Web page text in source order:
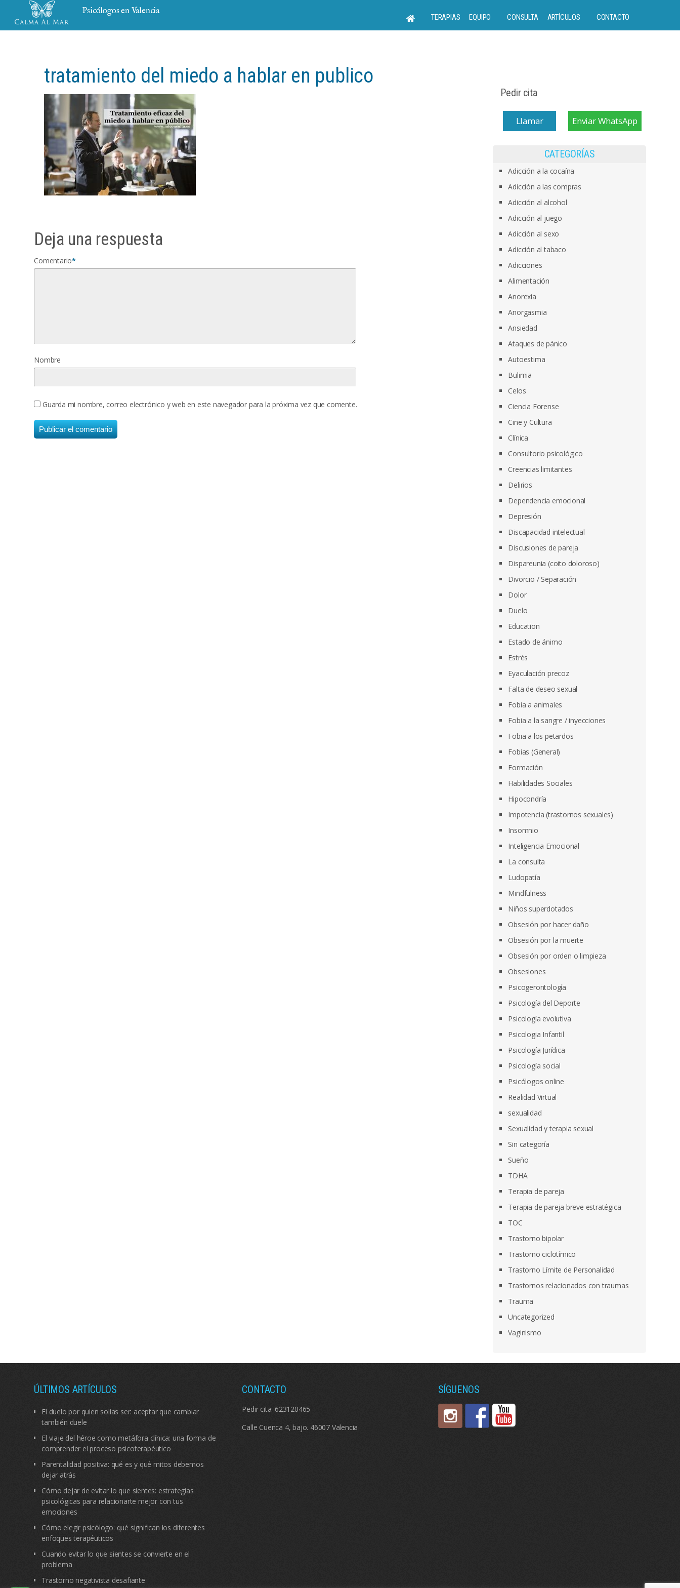
Psicólogos en Valencia
TERAPIAS EQUIPO CONSULTA ARTÍCULOS CONTACTO
tratamiento del miedo a hablar en publico
Deja una respuesta
Comentario*
Nombre
Guarda mi nombre, correo electrónico y web en este navegador para la próxima vez que comente.
Pedir cita
Llamar Enviar WhatsApp
CATEGORÍAS
Adicción a la cocaína
Adicción a las compras
Adicción al alcohol
Adicción al juego
Adicción al sexo
Adicción al tabaco
Adicciones
Alimentación
Anorexia
Anorgasmia
Ansiedad
Ataques de pánico
Autoestima
Bulimia
Celos
Ciencia Forense
Cine y Cultura
Clínica
Consultorio psicológico
Creencias limitantes
Delirios
Dependencia emocional
Depresión
Discapacidad intelectual
Discusiones de pareja
Dispareunia (coito doloroso)
Divorcio / Separación
Dolor
Duelo
Education
Estado de ánimo
Estrés
Eyaculación precoz
Falta de deseo sexual
Fobia a animales
Fobia a la sangre / inyecciones
Fobia a los petardos
Fobias (General)
Formación
Habilidades Sociales
Hipocondría
Impotencia (trastornos sexuales)
Insomnio
Inteligencia Emocional
La consulta
Ludopatía
Mindfulness
Niños superdotados
Obsesión por hacer daño
Obsesión por la muerte
Obsesión por orden o limpieza
Obsesiones
Psicogerontología
Psicología del Deporte
Psicología evolutiva
Psicologia Infantil
Psicología Jurídica
Psicología social
Psicólogos online
Realidad Virtual
sexualidad
Sexualidad y terapia sexual
Sin categoría
Sueño
TDHA
Terapia de pareja
Terapia de pareja breve estratégica
TOC
Trastorno bipolar
Trastorno ciclotímico
Trastorno Límite de Personalidad
Trastornos relacionados con traumas
Trauma
Uncategorized
Vaginismo
ÚLTIMOS ARTÍCULOS
El duelo por quien solías ser: aceptar que cambiar
también duele
El viaje del héroe como metáfora clínica: una forma de
comprender el proceso psicoterapéutico
Parentalidad positiva: qué es y qué mitos debemos
dejar atrás
Cómo dejar de evitar lo que sientes: estrategias
psicológicas para relacionarte mejor con tus
emociones
Cómo elegir psicólogo: qué significan los diferentes
enfoques terapéuticos
Cuando evitar lo que sientes se convierte en el
problema
Trastorno negativista desafiante
CONTACTO
Pedir cita: 623120465
Calle Cuenca 4, bajo. 46007 Valencia
SÍGUENOS